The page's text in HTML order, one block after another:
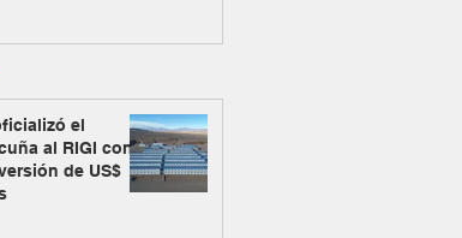
el
al RIGI con
de US$